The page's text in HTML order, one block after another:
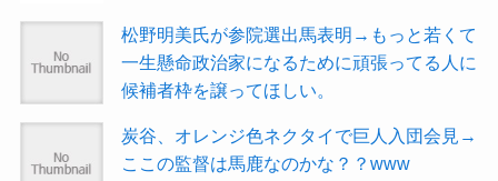
松野明美氏が参院選出馬表明→もっと若くて
一生懸命政治家になるために頑張ってる人に
候補者枠を譲ってほしい。
炭谷、オレンジ色ネクタイで巨人入団会見→
ここの監督は馬鹿なのかな？？www